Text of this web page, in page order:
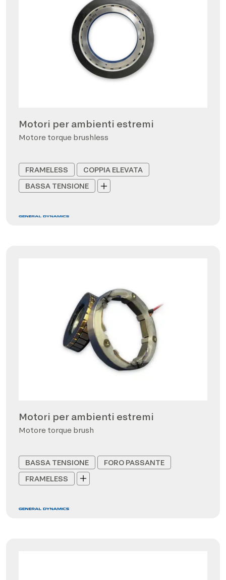
Motori per ambienti estremi
Motore torque brushless
FRAMELESS
COPPIA ELEVATA
BASSA TENSIONE
Motori per ambienti estremi
Motore torque brush
BASSA TENSIONE
FORO PASSANTE
FRAMELESS